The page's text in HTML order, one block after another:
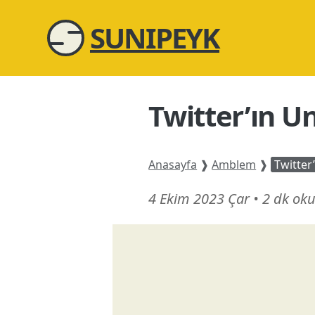
SUNIPEYK
Twitter’ın
Anasayfa ❱ Amblem ❱
4 Ekim 2023 Çar 14
Mart
• 2 dk